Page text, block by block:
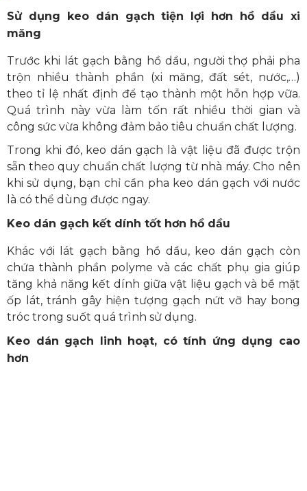
Sử dụng keo dán gạch tiện lợi hơn hồ dầu xi
măng
Trước khi lát gạch bằng hồ dầu, người thợ phải pha
trộn nhiều thành phần (xi măng, đất sét, nước,…)
theo tỉ lệ nhất định để tạo thành một hỗn hợp vữa.
Quá trình này vừa làm tốn rất nhiều thời gian và
công sức vừa không đảm bảo tiêu chuẩn chất lượng.
Trong khi đó, keo dán gạch là vật liệu đã được trộn
sẵn theo quy chuẩn chất lượng từ nhà máy. Cho nên
khi sử dụng, bạn chỉ cần pha keo dán gạch với nước
là có thể dùng được ngay.
Keo dán gạch kết dính tốt hơn hồ dầu
Khác với lát gạch bằng hồ dầu, keo dán gạch còn
chứa thành phần polyme và các chất phụ gia giúp
tăng khả năng kết dính giữa vật liệu gạch và bề mặt
ốp lát, tránh gây hiện tượng gạch nứt vỡ hay bong
tróc trong suốt quá trình sử dụng.
Keo dán gạch linh hoạt, có tính ứng dụng cao
hơn